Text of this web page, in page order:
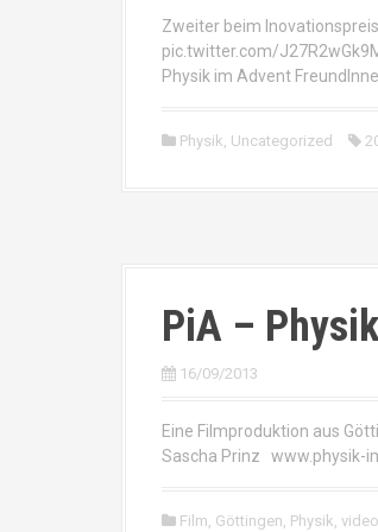
Zweiter beim
pic.twitter.com/
Physik im Advent
Physik, Uncategorized
PiA –
16/09/2013
Eine Filmproduktion aus
Sascha Prinz www.physik-
Film, Göttingen, Physik, video